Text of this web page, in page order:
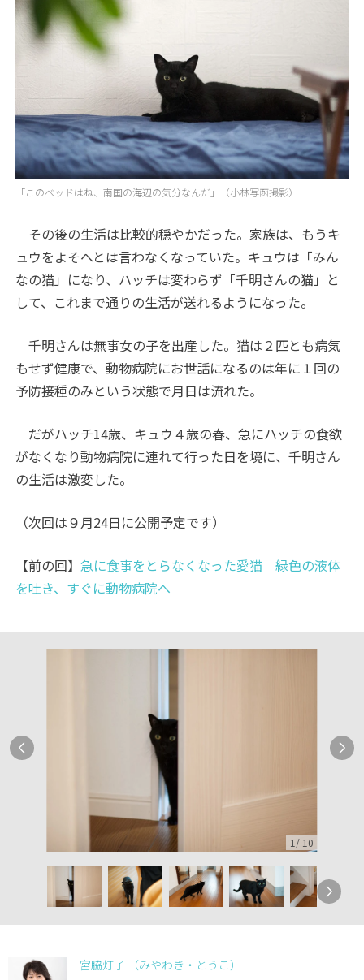
「このベッドはね、南国の海辺の気分なんだ」（小林写函撮影）
その後の生活は比較的穏やかだった。家族は、もうキ
ュウをよそへとは言わなくなっていた。キュウは「みん
なの猫」になり、ハッチは変わらず「千明さんの猫」と
して、これまで通りの生活が送れるようになった。
千明さんは無事女の子を出産した。猫は２匹とも病気
もせず健康で、動物病院にお世話になるのは年に１回の
予防接種のみという状態で月日は流れた。
だがハッチ14歳、キュウ４歳の春、急にハッチの食欲
がなくなり動物病院に連れて行った日を境に、千明さん
の生活は激変した。
（次回は９月24日に公開予定です）
【前の回】急に食事をとらなくなった愛猫 緑色の液体
を吐き、すぐに動物病院へ
1 / 10
宮脇灯子 （みやわき・とうこ）